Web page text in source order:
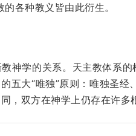
各种教义皆由此衍生。
神学的关系。天主教体系
五大“唯独”原则：唯独圣
，双方在神学上仍存在许多